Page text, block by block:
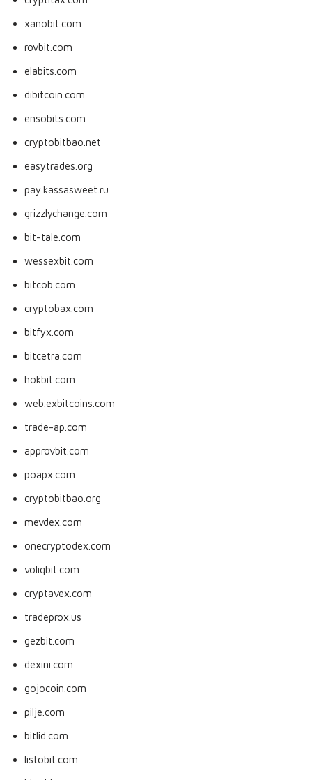
xanobit.com
rovbit.com
elabits.com
dibitcoin.com
ensobits.com
cryptobitbao.net
easytrades.org
pay.kassasweet.ru
grizzlychange.com
bit-tale.com
wessexbit.com
bitcob.com
cryptobax.com
bitfyx.com
bitcetra.com
hokbit.com
web.exbitcoins.com
trade-ap.com
approvbit.com
poapx.com
cryptobitbao.org
mevdex.com
onecryptodex.com
voliqbit.com
cryptavex.com
tradeprox.us
gezbit.com
dexini.com
gojocoin.com
pilje.com
bitlid.com
listobit.com